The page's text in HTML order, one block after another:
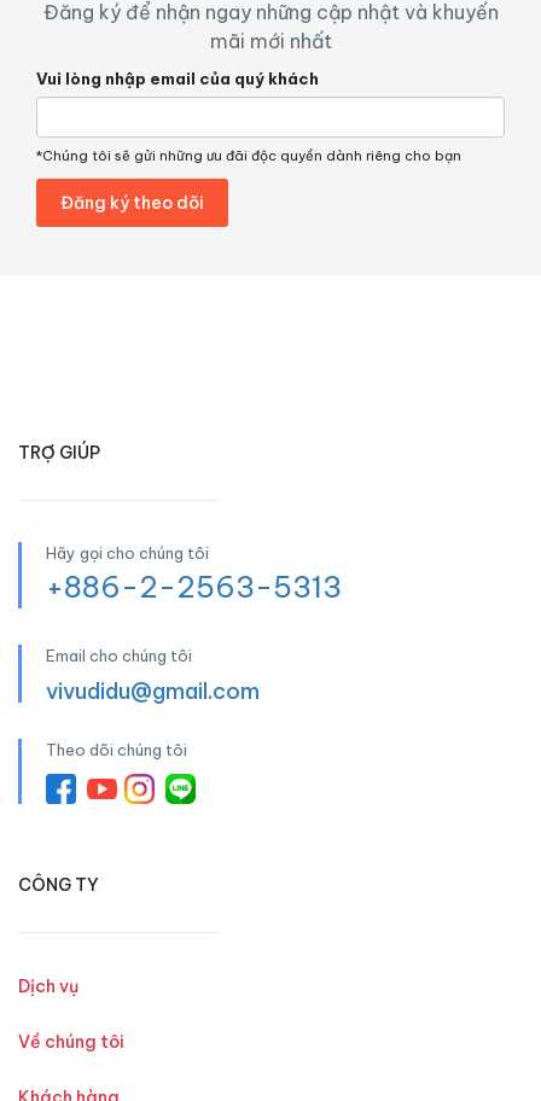
Đăng ký để nhận ngay những cập nhật và khuyến
mãi mới nhất
Vui lòng nhập email của quý khách
*Chúng tôi sẽ gửi những ưu đãi độc quyền dành riêng cho bạn
TRỢ GIÚP
Hãy gọi cho chúng tôi
+886-2-2563-5313
Email cho chúng tôi
vivudidu@gmail.com
Theo dõi chúng tôi
CÔNG TY
Dịch vụ
Về chúng tôi